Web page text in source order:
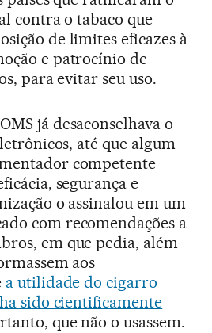
contra o tabaco que
de limites eficazes à
e patrocínio de
para evitar seu uso.
já desaconselhava o
até que algum
competente
segurança e
o assinalou em um
com recomendações a
em que pedia, além
aos
a utilidade do cigarro
sido cientificamente
que não o usassem.